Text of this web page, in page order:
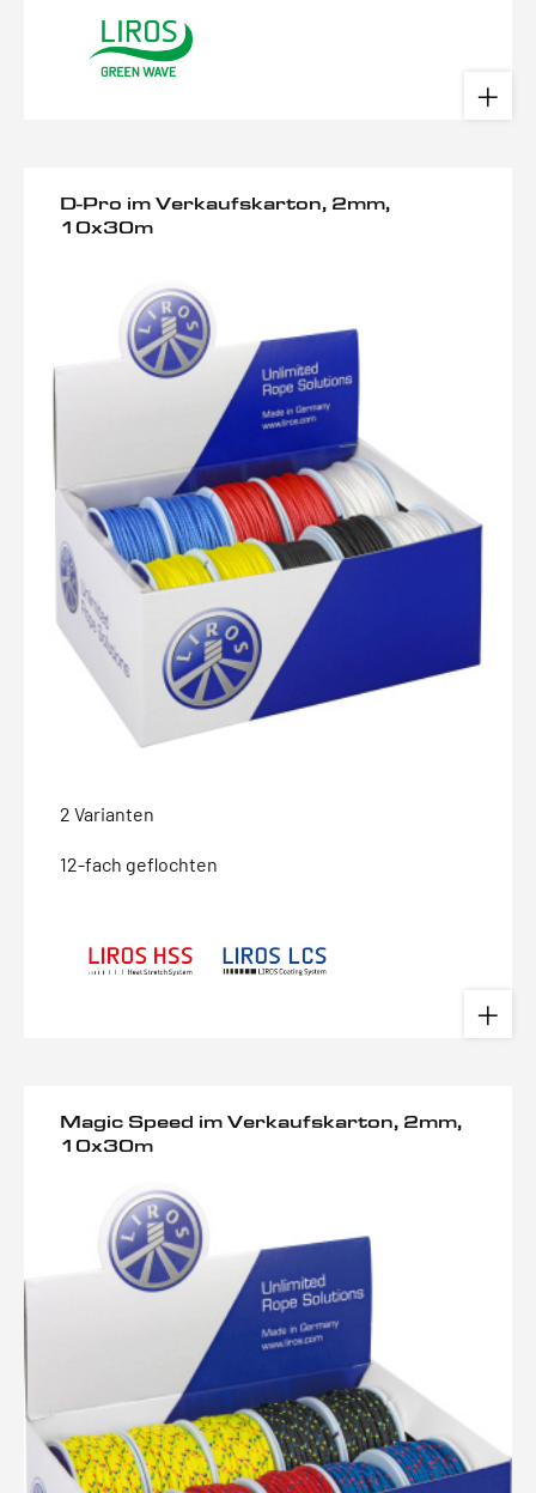
D-Pro im Verkaufskarton, 2mm,
10x30m
2 Varianten
12-fach geflochten
Magic Speed im Verkaufskarton, 2mm,
10x30m